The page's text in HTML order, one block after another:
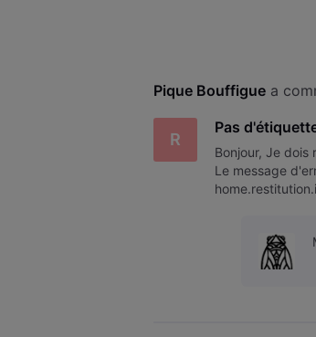
Pique Bouffigue a
R
Pas
Bonjour, Je
Le message